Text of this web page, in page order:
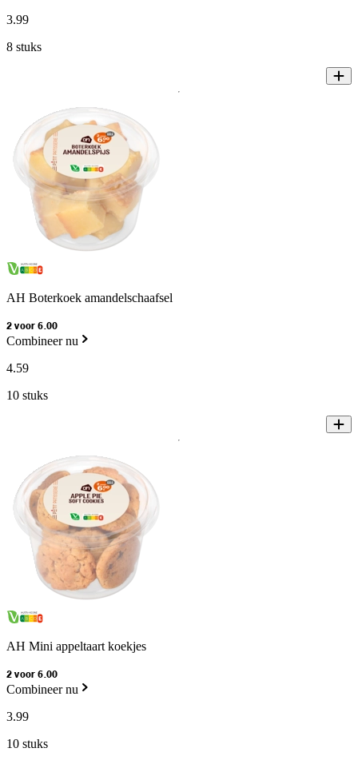
3.99
8 stuks
AH Boterkoek amandelschaafsel
2 voor 6.00
Combineer nu
4.59
10 stuks
AH Mini appeltaart koekjes
2 voor 6.00
Combineer nu
3.99
10 stuks